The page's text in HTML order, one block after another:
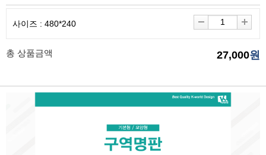
사이즈 : 480*240
총 상품금액 27,000원